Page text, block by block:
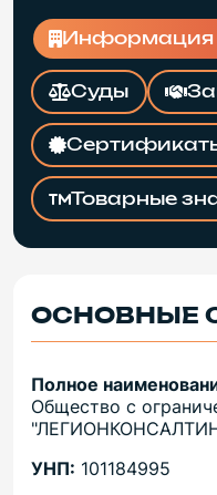
Информация
Суды
Товарные
ОСНОВНЫЕ
Полное
Общество с
УНП: 101184995